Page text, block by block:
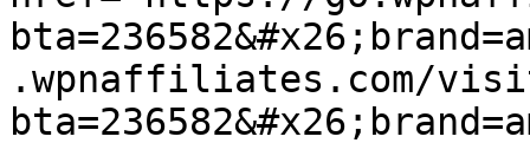
.wpnaffiliates.com/